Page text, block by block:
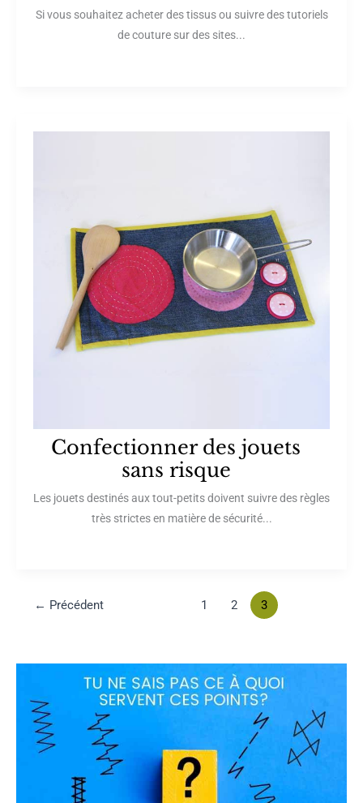
Si vous souhaitez acheter des tissus ou suivre des tutoriels
de couture sur des sites...
Confectionner des jouets
sans risque
Les jouets destinés aux tout-petits doivent suivre des règles
très strictes en matière de sécurité...
← Précédent 1 2 3